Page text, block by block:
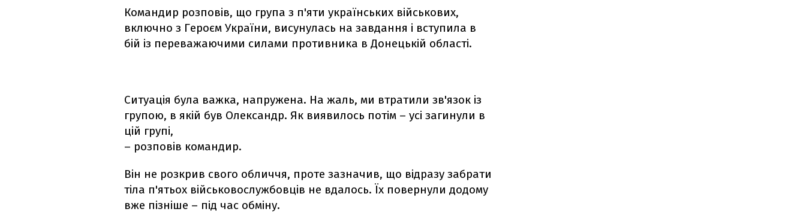
Командир розповів, що група з п'яти українських військових,
включно з Героєм України, висунулась на завдання і вступила в
бій із переважаючими силами противника в Донецькій області.
Ситуація була важка, напружена. На жаль, ми втратили зв'язок із
групою, в якій був Олександр. Як виявилось потім – усі загинули в
цій групі,
– розповів командир.
Він не розкрив свого обличчя, проте зазначив, що відразу забрати
тіла п'ятьох військовослужбовців не вдалось. Їх повернули додому
вже пізніше – під час обміну.